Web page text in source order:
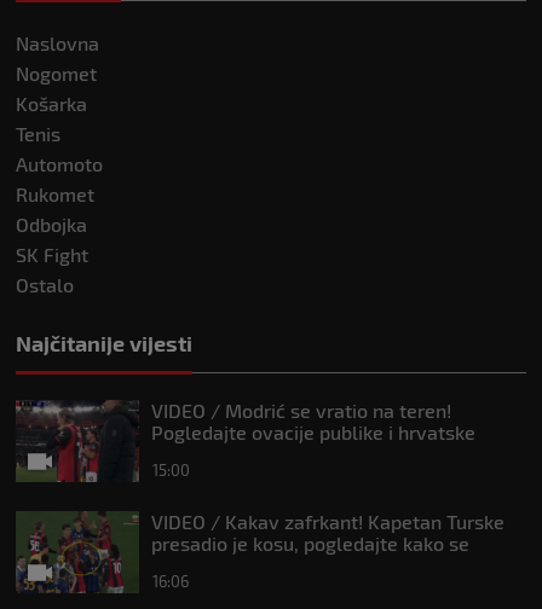
Naslovna
Nogomet
Košarka
Tenis
Automoto
Rukomet
Odbojka
SK Fight
Ostalo
Najčitanije vijesti
VIDEO / Modrić se vratio na teren!
Pogledajte ovacije publike i hrvatske
15:00
VIDEO / Kakav zafrkant! Kapetan Turske
presadio je kosu, pogledajte kako se
16:06